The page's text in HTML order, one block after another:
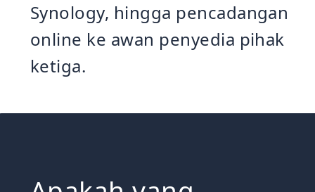
Synology, hingga pencadangan
online ke awan penyedia pihak
ketiga.